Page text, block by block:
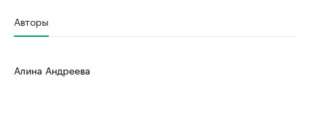
Авторы
Алина Андреева